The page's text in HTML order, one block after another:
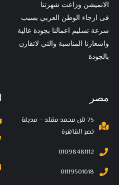
الانميشن وزاعت شهرتنا
فى ارجاء الوطن العربي بسبب
سرعة تسليم اعمالنا بجودة عالية
واسعارنا المناسبة والتي لاتقارن
بالجودة
مصر
75 ش محمد مقلد – مدينة
نصر القاهرة
01098481112
01119501618